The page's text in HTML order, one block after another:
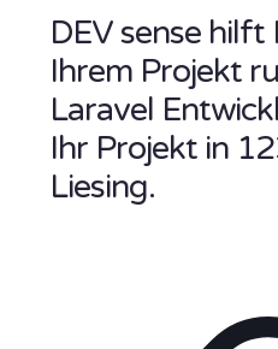
DEV sense hilft
Ihrem Projekt
Laravel
Ihr Projekt in
Liesing.